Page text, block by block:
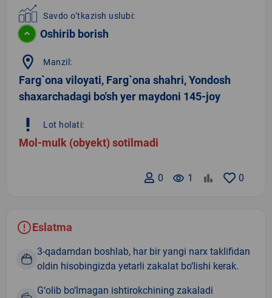
Savdo o‘tkazish uslubi:
Oshirib borish
location_on Manzil:
Farg`ona viloyati, Farg`ona shahri, Yondosh
shaxarchadagi bo'sh yer maydoni 145-joy
priority_high Lot holati:
Mol-mulk (obyekt) sotilmadi
0
remove_red_eye 1
0
Eslatma
3-qadamdan boshlab, har bir yangi narx taklifidan
oldin hisobingizda yetarli zakalat bo‘lishi kerak.
G‘olib bo‘lmagan ishtirokchining zakaladi